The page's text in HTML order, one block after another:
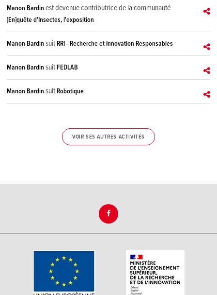
Manon Bardin est devenue contributrice de la communauté
[En]quête d'Insectes, l'exposition
Manon Bardin suitRRI - Recherche et Innovation Responsables
Manon Bardin suitFEDLAB
Manon Bardin suitRobotique
VOIR SES AUTRES ACTIVITÉS